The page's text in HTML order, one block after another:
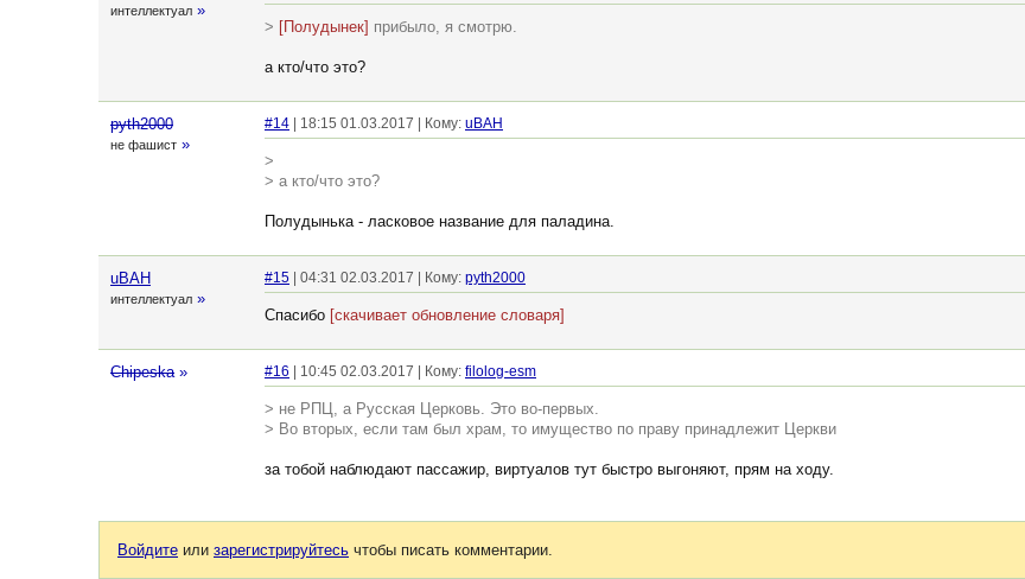
интеллектуал »
> [Полудынек] прибыло, я смотрю.
а кто/что это?
pyth2000
не фашист »
#14 | 18:15 01.03.2017 | Кому: uBAH
>
> а кто/что это?
Полудынька - ласковое название для паладина.
uBAH
интеллектуал »
#15 | 04:31 02.03.2017 | Кому: pyth2000
Спасибо [скачивает обновление словаря]
Chipeska » #16 | 10:45 02.03.2017 | Кому: filolog-esm
> не РПЦ, а Русская Церковь. Это во-первых.
> Во вторых, если там был храм, то имущество по праву принадлежит Церкви
за тобой наблюдают пассажир, виртуалов тут быстро выгоняют, прям на ходу.
Войдите или зарегистрируйтесь чтобы писать комментарии.